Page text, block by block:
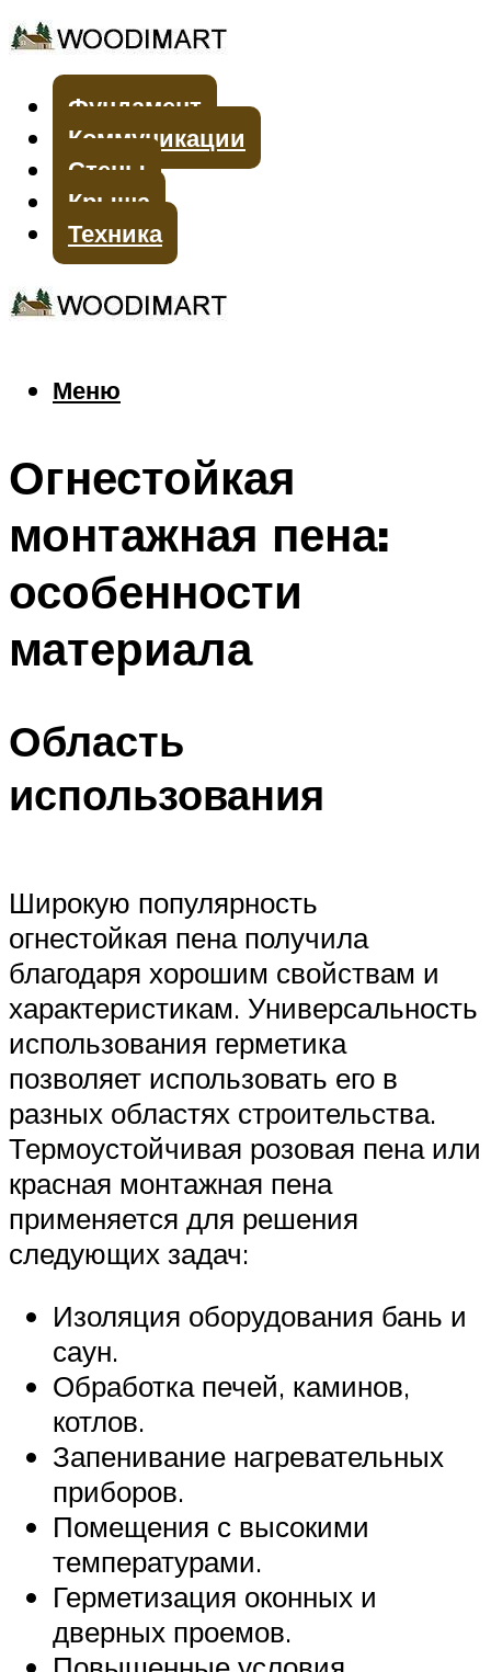
Фундамент
Коммуникации
Стены
Крыша
Техника
Меню
Меню
Огнестойкая
монтажная пена:
особенности
материала
Область
использования
Широкую популярность
огнестойкая пена получила
благодаря хорошим свойствам и
характеристикам. Универсальность
использования герметика
позволяет использовать его в
разных областях строительства.
Термоустойчивая розовая пена или
красная монтажная пена
применяется для решения
следующих задач:
Изоляция оборудования бань и
саун.
Обработка печей, каминов,
котлов.
Запенивание нагревательных
приборов.
Помещения с высокими
температурами.
Герметизация оконных и
дверных проемов.